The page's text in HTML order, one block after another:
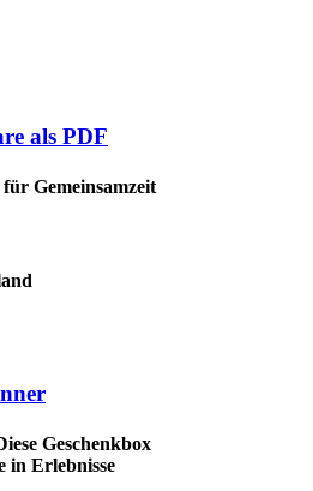
als PDF
Gemeinsamzeit
Geschenkbox
in Erlebnisse